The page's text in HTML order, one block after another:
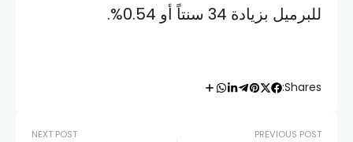
للبرميل بزيادة 34 سنتاً أو 0.54%.
Shares:
PREVIOUS POST
NEXT POST